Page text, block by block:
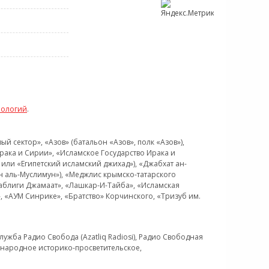
.
«Азов» (батальон «Азов», полк «Азов»),
и Сирии», «Исламское Государство Ирака и
«Египетский исламский джихад»), «Джабхат ан-
Муслимун»), «Меджлис крымско-татарского
Джамаат», «Лашкар-И-Тайба», «Исламская
Синрике», «Братство» Корчинского, «Тризуб им.
Радио Свобода (Azatliq Radiosi), Радио Свободная
историко-просветительское,